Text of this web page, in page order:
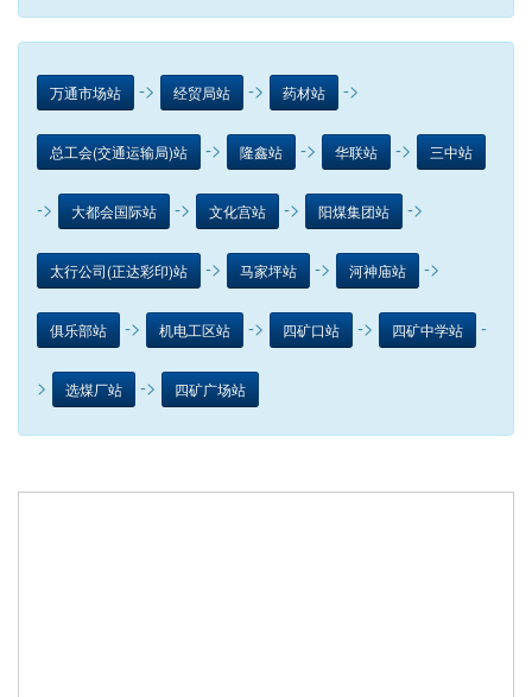
万通市场站 -> 经贸局站 -> 药材站 ->
总工会(交通运输局)站 -> 隆鑫站 -> 华联站 -> 三中站
-> 大都会国际站 -> 文化宫站 -> 阳煤集团站 ->
太行公司(正达彩印)站 -> 马家坪站 -> 河神庙站 ->
俱乐部站 -> 机电工区站 -> 四矿口站 -> 四矿中学站 -
> 选煤厂站 -> 四矿广场站